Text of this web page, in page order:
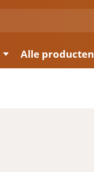
Alle producten